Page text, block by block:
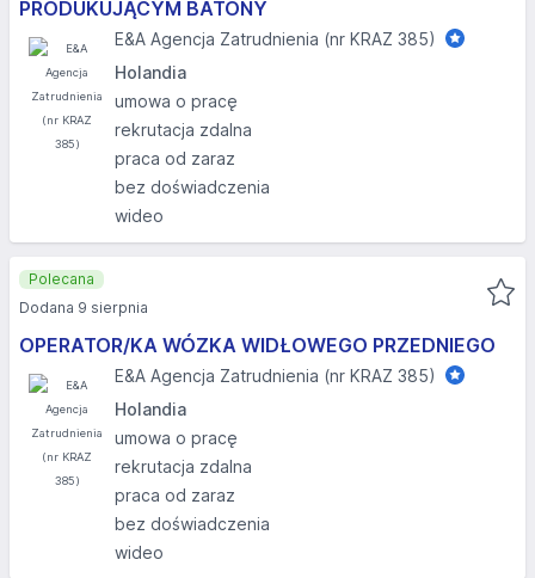
PRODUKUJĄCYM BATONY
E&A Agencja Zatrudnienia (nr KRAZ 385)
Holandia
umowa o pracę
rekrutacja zdalna
praca od zaraz
bez doświadczenia
wideo
OPERATOR/KA WÓZKA WIDŁOWEGO PRZEDNIEGO
E&A Agencja Zatrudnienia (nr KRAZ 385)
Holandia
umowa o pracę
rekrutacja zdalna
praca od zaraz
bez doświadczenia
wideo
Polecana
Dodana 9 sierpnia